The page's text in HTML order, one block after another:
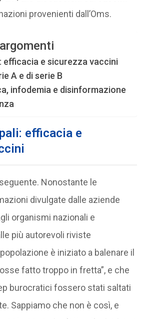
provenienti dall’Oms.
efficacia e sicurezza vaccini
A e di serie B
infodemia e disinformazione
efficacia e
Nonostante le
divulgate dalle aziende
organismi nazionali e
più autorevoli riviste
è iniziato a balenare il
fatto troppo in fretta”, e che
burocratici fossero stati saltati
Sappiamo che non è così, e